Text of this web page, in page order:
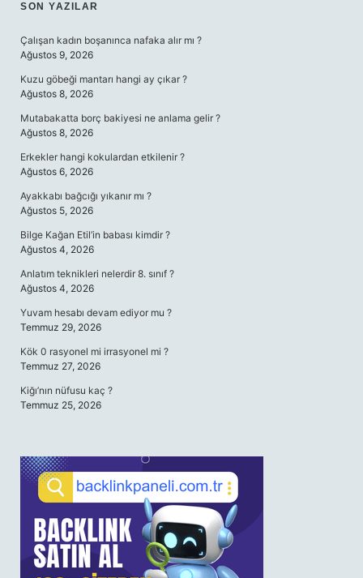
SIDEBAR
SON YAZILAR
Çalışan kadın boşanınca nafaka alır mı ?
Ağustos 9, 2026
Kuzu göbeği mantarı hangi ay çıkar ?
Ağustos 8, 2026
Mutabakatta borç bakiyesi ne anlama gelir ?
Ağustos 8, 2026
Erkekler hangi kokulardan etkilenir ?
Ağustos 6, 2026
Ayakkabı bağcığı yıkanır mı ?
Ağustos 5, 2026
Bilge Kağan Etil’in babası kimdir ?
Ağustos 4, 2026
Anlatım teknikleri nelerdir 8. sınıf ?
Ağustos 4, 2026
Yuvam hesabı devam ediyor mu ?
Temmuz 29, 2026
Kök 0 rasyonel mi irrasyonel mi ?
Temmuz 27, 2026
Kiğı’nın nüfusu kaç ?
Temmuz 25, 2026